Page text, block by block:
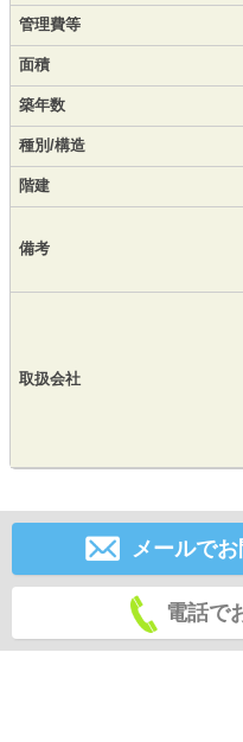
管理費等
面積
築年数
種別/構造
階建
備考
取扱会社
メールで
電話で